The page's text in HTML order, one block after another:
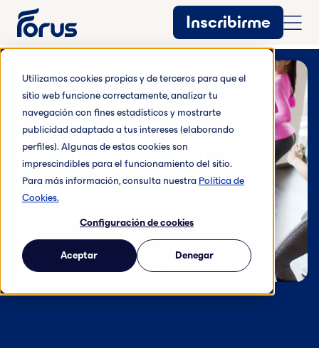
Utilizamos cookies propias y de terceros para que el
sitio web funcione correctamente, analizar tu
navegación con fines estadísticos y mostrarte
publicidad adaptada a tus intereses (elaborando
perfiles). Algunas de estas cookies son
imprescindibles para el funcionamiento del sitio.
Para más información, consulta nuestra Política de
Cookies.
Configuración de cookies
Aceptar Denegar
Inscribirme
Clases de baile
Forus Baila: libera
energía y siente el
ritmo
Mejora tu forma física mientras te
diviertes bailando. Un espacio social,
moverte a tu ritmo.